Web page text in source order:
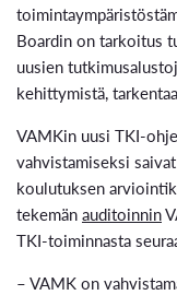
Boardin on tarkoitus
uusien
kehittymistä,
VAMKin uusi TKI-
vahvistamiseksi
koulutuksen
tekemänauditoinnin
TKI-toiminnasta
– VAMK on